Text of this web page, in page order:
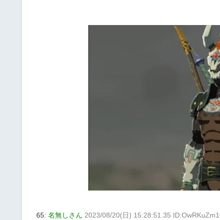
65: 名無しさん 2023/08/20(日) 15:28:51.35